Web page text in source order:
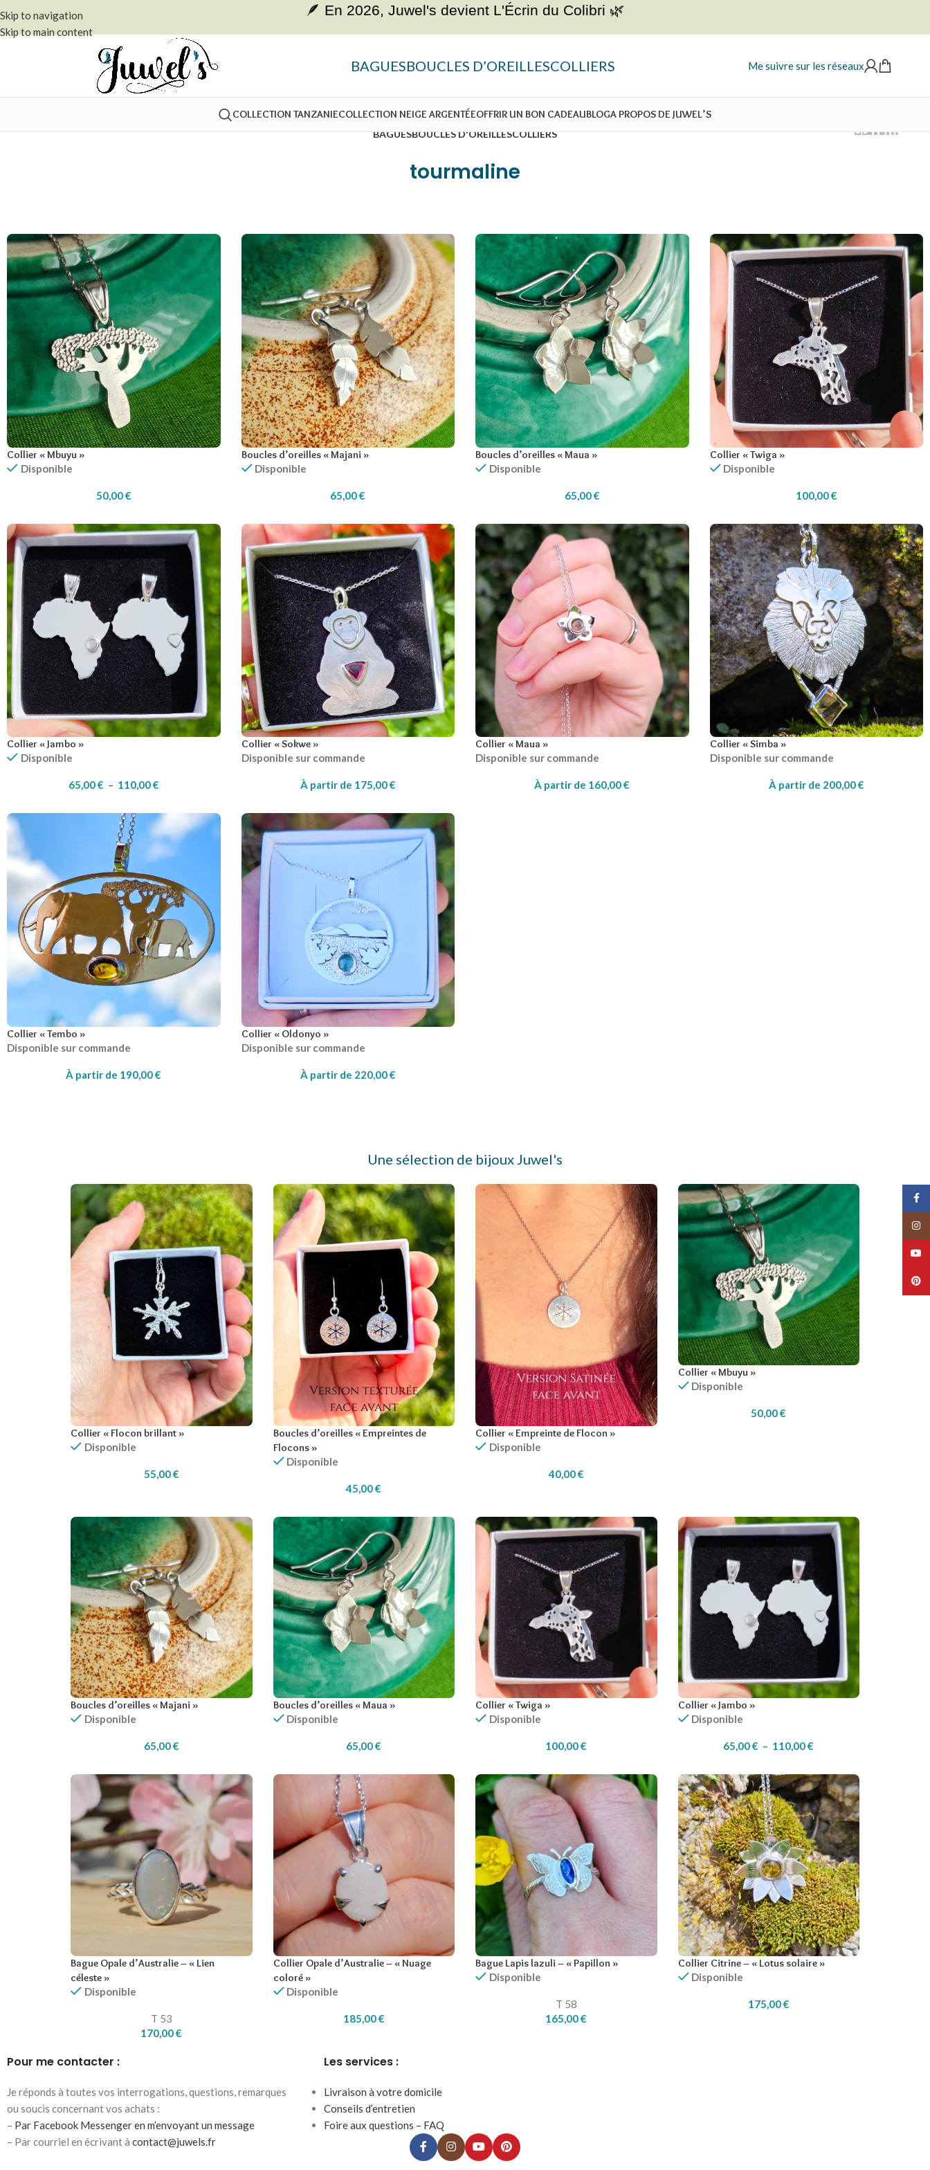
Skip to navigation
Skip to main content
🪶 En 2026, Juwel's devient L'Écrin du Colibri 🌿
BAGUESBOUCLES D’OREILLESCOLLIERS Me suivre sur les réseaux
COLLECTION TANZANIECOLLECTION NEIGE ARGENTÉEOFFRIR UN BON CADEAUBLOGA PROPOS DE JUWEL’S
BAGUESBOUCLES D'OREILLESCOLLIERS
tourmaline
Collier « Mbuyu »
Disponible
50,00€
Boucles d’oreilles « Majani »
Disponible
65,00€
Boucles d’oreilles « Maua »
Disponible
65,00€
Collier « Twiga »
Disponible
100,00€
Collier « Jambo »
Disponible
65,00€ – 110,00€
Collier « Sokwe »
Disponible sur commande
À partir de 175,00€
Collier « Maua »
Disponible sur commande
À partir de 160,00€
Collier « Simba »
Disponible sur commande
À partir de 200,00€
Collier « Tembo »
Disponible sur commande
À partir de 190,00€
Collier « Oldonyo »
Disponible sur commande
À partir de 220,00€
Une sélection de bijoux Juwel's
Collier « Flocon brillant »
Disponible
55,00€
Boucles d’oreilles « Empreintes de
Flocons »
Disponible
45,00€
Collier « Empreinte de Flocon »
Disponible
40,00€
Collier « Mbuyu »
Disponible
50,00€
Boucles d’oreilles « Majani »
Disponible
65,00€
Boucles d’oreilles « Maua »
Disponible
65,00€
Collier « Twiga »
Disponible
100,00€
Collier « Jambo »
Disponible
65,00€ – 110,00€
Bague Opale d’Australie – « Lien
céleste »
Disponible
T 53
170,00€
Collier Opale d’Australie – « Nuage
coloré »
Disponible
185,00€
Bague Lapis lazuli – « Papillon »
Disponible
T 58
165,00€
Collier Citrine – « Lotus solaire »
Disponible
175,00€
Pour me contacter :
Je réponds à toutes vos interrogations, questions, remarques
ou soucis concernant vos achats :
– Par Facebook Messenger en m’envoyant un message
– Par courriel en écrivant à contact@juwels.fr
Les services :
Livraison à votre domicile
Conseils d’entretien
Foire aux questions – FAQ